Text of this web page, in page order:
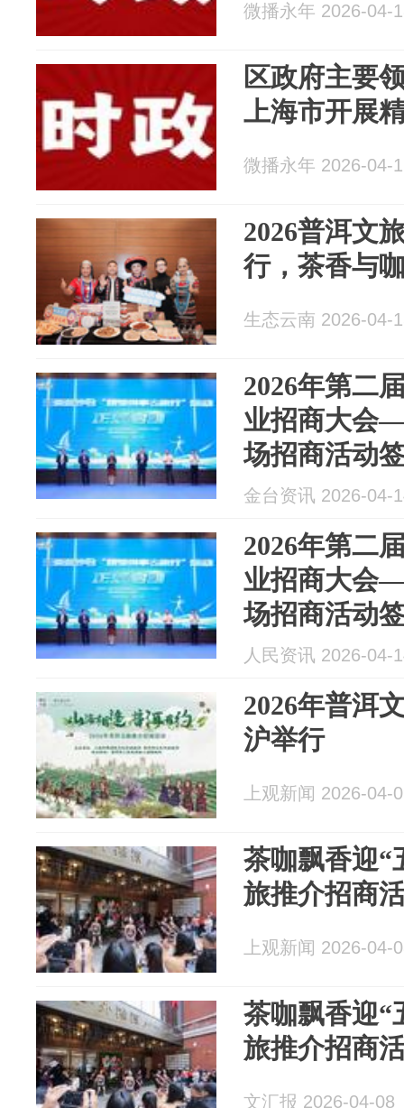
微播永年 2026-04-
区政府主要
上海市开展
微播永年 2026-04-
2026普洱文
行，茶香与
生态云南 2026-04-
2026年第二
业招商大会
场招商活动
金台资讯 2026-04-
2026年第二
业招商大会
场招商活动
人民资讯 2026-04-
2026年普洱
沪举行
上观新闻 2026-04-
茶咖飘香迎“
旅推介招商
上观新闻 2026-04-
茶咖飘香迎“
旅推介招商
文汇报 2026-04-08